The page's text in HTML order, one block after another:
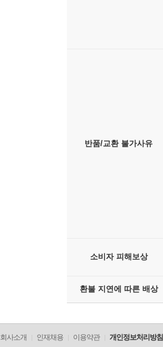
반품/교환 불가사유
소비자 피해보상
환불 지연에 따른 배상
회사소개 인재채용 이용약관 개인정보처리방침